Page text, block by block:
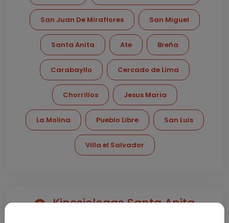
San Juan De Miraflores San Miguel
Santa Anita Ate Breña
Carabayllo Cercado de Lima
Chorrillos Jesus Maria
La Molina Pueblo Libre San Luis
Villa el Salvador
Kinesiologas Santa Anita